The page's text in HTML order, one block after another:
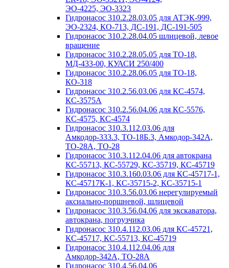
ЭО-4225, ЭО-3323
Гидронасос 310.2.28.03.05 для АТЭК-999,
ЭО-2324, КО-713, ДС-191, ДС-191-505
Гидронасос 310.2.28.04.05 шлицевой, левое
вращение
Гидронасос 310.2.28.05.05 для ТО-18,
МД-433-00, КУАСИ 250/400
Гидронасос 310.2.28.06.05 для ТО-18,
КО-318
Гидронасос 310.2.56.03.06 для КС-4574,
КС-3575А
Гидронасос 310.2.56.04.06 для КС-5576,
КС-4575, КС-4574
Гидронасос 310.3.112.03.06 для
Амкодор-333.3, ТО-18Б.3, Амкодор-342А,
ТО-28А, ТО-28
Гидронасос 310.3.112.04.06 для автокрана
КС-55713, КС-55729, КС-35719, КС-45719
Гидронасос 310.3.160.03.06 для КС-45717-1,
КС-45717К-1, КС-35715-2, КС-35715-1
Гидронасос 310.3.56.03.06 нерегулируемый
аксиально-поршневой, шлицевой
Гидронасос 310.3.56.04.06 для экскаватора,
автокрана, погрузчика
Гидронасос 310.4.112.03.06 для КС-45721,
КС-45717, КС-55713, КС-45719
Гидронасос 310.4.112.04.06 для
Амкодор-342А, ТО-28А
Гидронасос 310.4.56.04.06